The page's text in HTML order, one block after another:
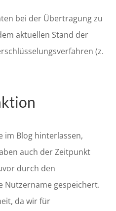
bei der Übertragung zu
aktuellen Stand der
(z.
im Blog hinterlassen,
auch der Zeitpunkt
durch den
Nutzername gespeichert.
da wir für